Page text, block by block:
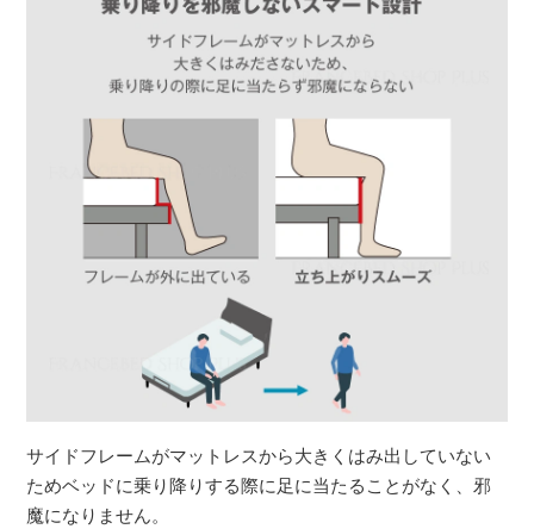
サイドフレームがマットレスから大きくはみ出していない
ためベッドに乗り降りする際に足に当たることがなく、邪
魔になりません。